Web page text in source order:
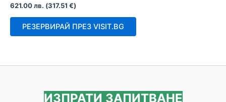
Оценено
с
0
621.00лв. (317.51 €)
РЕЗЕРВИРАЙ ПРЕЗ VISIT.BG
ИЗПРАТИ ЗАПИТВАНЕ